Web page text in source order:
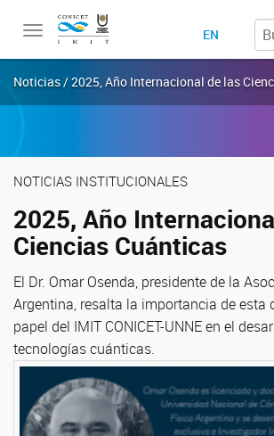
Toggle
EN
Noticias / 2025, Año Internacional de las
NOTICIAS INSTITUCIONALES
2025, Año
Ciencias Cuánticas
El Dr. Omar Osenda, presidente de la
Argentina, resalta la importancia de esta
papel del IMIT CONICET-UNNE en el
tecnologías cuánticas.